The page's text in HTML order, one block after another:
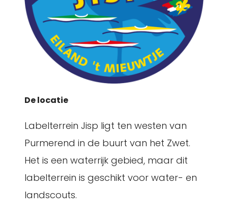
De locatie
Labelterrein Jisp ligt ten westen van
Purmerend in de buurt van het Zwet.
Het is een waterrijk gebied, maar dit
labelterrein is geschikt voor water- en
landscouts.